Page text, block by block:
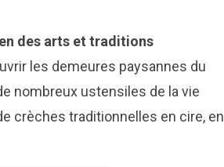
des arts et traditions
les demeures paysannes du
nombreux ustensiles de la vie
crèches traditionnelles en cire, en